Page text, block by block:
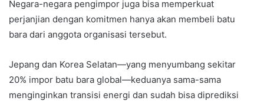
Negara-negara pengimpor juga bisa memperkuat
perjanjian dengan komitmen hanya akan membeli batu
bara dari anggota organisasi tersebut.
Jepang dan Korea Selatan—yang menyumbang sekitar
20% impor batu bara global—keduanya sama-sama
menginginkan transisi energi dan sudah bisa diprediksi